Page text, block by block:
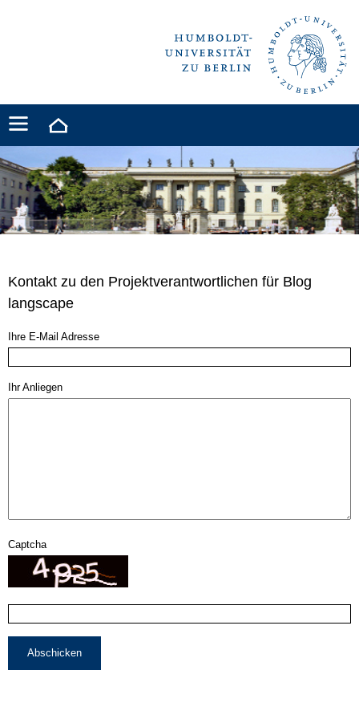
Kontakt zu den Projektverantwortlichen für Blog
langscape
Ihre E-Mail Adresse
Ihr Anliegen
Captcha
Abschicken